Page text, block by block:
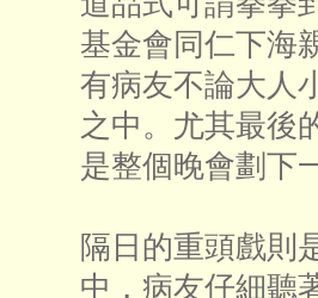
基金會同仁下海
有病友不論大人
之中。尤其最後
是整個晚會劃下
隔日的重頭戲則
中，病友仔細聽